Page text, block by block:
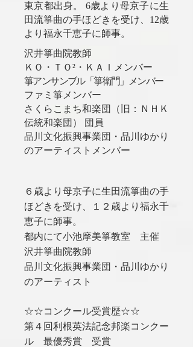
東京都出身。 6歳より母京子に生
田流箏曲の手ほどきを受け、12歳
より福永千恵子に師事。
沢井箏曲院教師
ＫＯ・ＴＯ²・ＫＡＩメンバー
箏アンサンブル「箏衛門」メンバー
ファミ箏メンバー
さくらこまち和楽団（旧：ＮＨＫ
伝統和楽団） 団員
​品川文化振興事業団・品川ゆかり
のアーティストメンバー
６歳より母京子に生田流箏曲の手
ほどきを受け、１２歳より福永千
恵子に師事。
都内にて小池摩美箏教室 主催
沢井箏曲院教師
品川文化振興事業団・品川ゆかり
のアーティスト
☆☆コンクール受賞歴☆☆
第４回利根英法記念邦楽コンクー
ル 最優秀賞 受賞